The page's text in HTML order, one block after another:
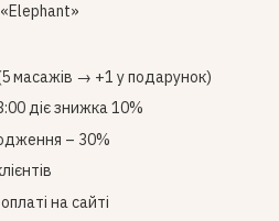
«Elephant»
масажів → +1 у подарунок)
діє знижка 10%
– 30%
на сайті